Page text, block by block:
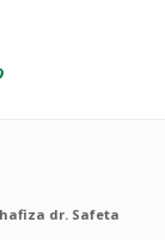
dr. Safeta